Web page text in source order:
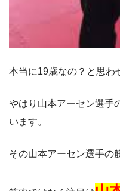
本当に19歳なの？と思わ
やはり山本アーセン選手
います。
その山本アーセン選手の